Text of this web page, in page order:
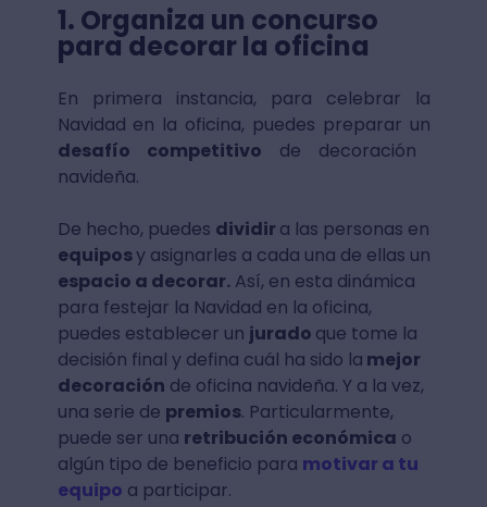
1. Organiza un concurso
para decorar la oficina
En primera instancia, para celebrar la
Navidad en la oficina, puedes preparar un
desafío competitivo de decoración
navideña.
De hecho, puedes dividir a las personas en
equiposy asignarles a cada una de ellas un
espacio a decorar.Así, en esta dinámica
para festejar la Navidad en la oficina,
puedes establecer un jurado que tome la
decisión final y defina cuál ha sido la mejor
decoración de oficina navideña. Y a la vez,
una serie de premios. Particularmente,
puede ser una retribución económica o
algún tipo de beneficio para motivar a tu
equipo a participar.